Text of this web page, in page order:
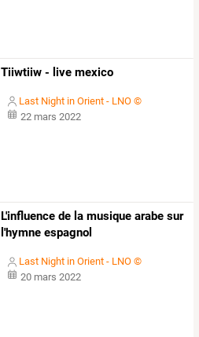
Tiiwtiiw - live mexico
Last Night in Orient - LNO ©
22 mars 2022
L'influence de la musique arabe sur
l'hymne espagnol
Last Night in Orient - LNO ©
20 mars 2022